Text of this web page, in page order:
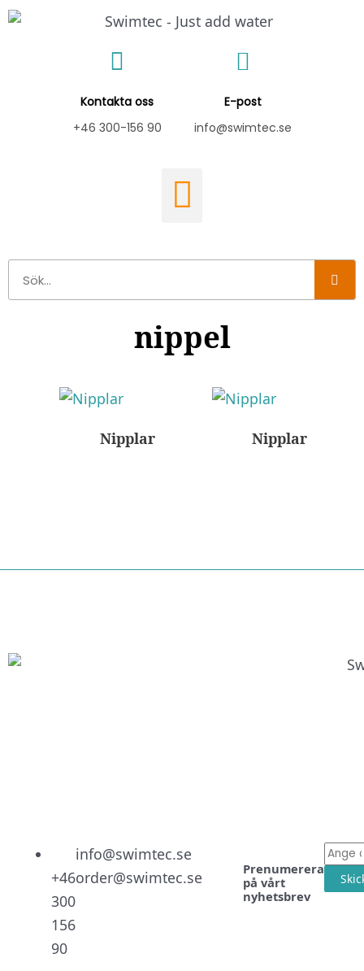
Hoppa
Kontakta oss
+46 300-156 90
E-post
info@swimtec.se
nippel
Nipplar Nipplar
+46
300
156
90
info@swimtec.se
order@swimtec.se
Prenumerera
på vårt
nyhetsbrev
E-
post